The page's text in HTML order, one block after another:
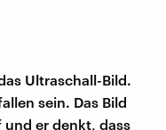
Ultraschall-Bild.
sein. Das Bild
er denkt, dass